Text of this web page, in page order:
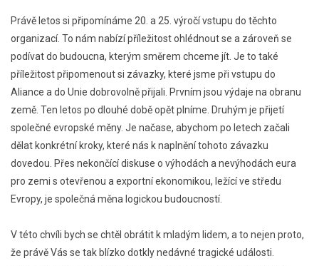
Právě letos si připomínáme 20. a 25. výročí vstupu do těchto
organizací. To nám nabízí příležitost ohlédnout se a zároveň se
podívat do budoucna, kterým směrem chceme jít. Je to také
příležitost připomenout si závazky, které jsme při vstupu do
Aliance a do Unie dobrovolně přijali. Prvním jsou výdaje na obranu
země. Ten letos po dlouhé době opět plníme. Druhým je přijetí
společné evropské měny. Je načase, abychom po letech začali
dělat konkrétní kroky, které nás k naplnění tohoto závazku
dovedou. Přes nekončící diskuse o výhodách a nevýhodách eura
pro zemi s otevřenou a exportní ekonomikou, ležící ve středu
Evropy, je společná měna logickou budoucností.
V této chvíli bych se chtěl obrátit k mladým lidem, a to nejen proto,
že právě Vás se tak blízko dotkly nedávné tragické události.